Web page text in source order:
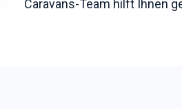
Platzierung des Chalets noch